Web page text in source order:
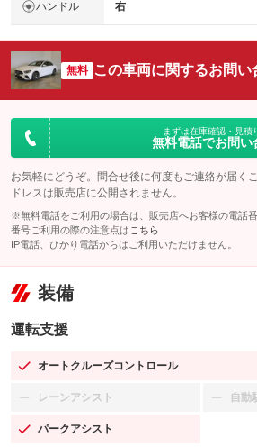
ハンドル 右
無料 この車両に関するお問い
まずは在庫確認・見積
無料電話でお問い
お気軽にどうぞ。問合せ後に何度もご連絡が届く
ドレスは販売店に公開されません。
※無料電話をご利用の場合は、販売店へお客様の電話
番号ご利用の際の注意点は こちら
IP電話、ひかり電話からはご利用いただけません。
装備
運転支援
オートクルーズコントロール
：装備あり
レーンアシスト
：装備なし 自動
：装
パークアシスト
：装備あり